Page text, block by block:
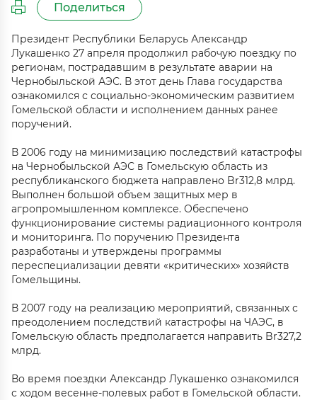
Поделиться
Президент Республики Беларусь Александр
Лукашенко 27 апреля продолжил рабочую поездку по
регионам, пострадавшим в результате аварии на
Чернобыльской АЭС. В этот день Глава государства
ознакомился с социально-экономическим развитием
Гомельской области и исполнением данных ранее
поручений.
В 2006 году на минимизацию последствий катастрофы
на Чернобыльской АЭС в Гомельскую область из
республиканского бюджета направлено Br312,8 млрд.
Выполнен большой объем защитных мер в
агропромышленном комплексе. Обеспечено
функционирование системы радиационного контроля
и мониторинга. По поручению Президента
разработаны и утверждены программы
переспециализации девяти «критических» хозяйств
Гомельщины.
В 2007 году на реализацию мероприятий, связанных с
преодолением последствий катастрофы на ЧАЭС, в
Гомельскую область предполагается направить Br327,2
млрд.
Во время поездки Александр Лукашенко ознакомился
с ходом весенне-полевых работ в Гомельской области.